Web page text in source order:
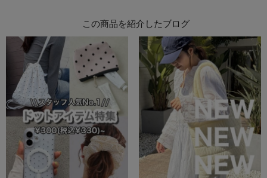
この商品を紹介したブログ